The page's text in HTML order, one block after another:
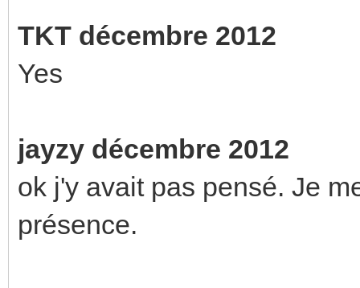
TKT décembre 2012
Yes
jayzy décembre 2012
ok j'y avait pas pensé. Je
présence.